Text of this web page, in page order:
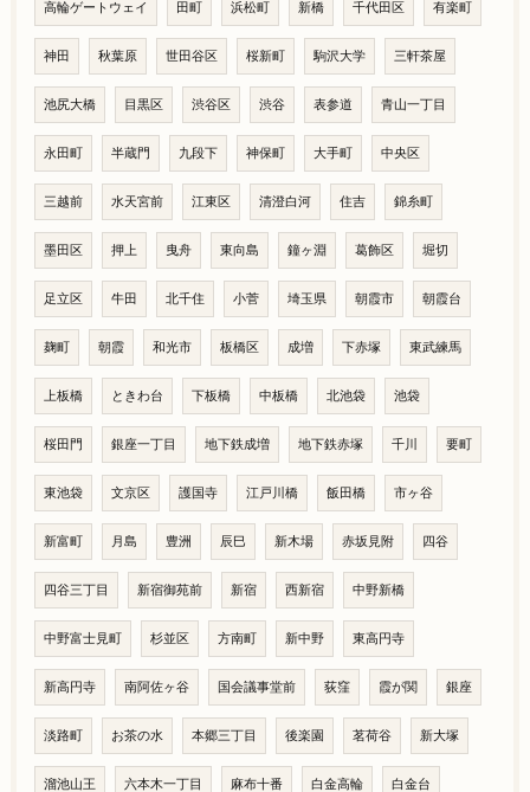
高輪ゲートウェイ 田町 浜松町 新橋 千代田区 有楽町
神田 秋葉原 世田谷区 桜新町 駒沢大学 三軒茶屋
池尻大橋 目黒区 渋谷区 渋谷 表参道 青山一丁目
永田町 半蔵門 九段下 神保町 大手町 中央区
三越前 水天宮前 江東区 清澄白河 住吉 錦糸町
墨田区 押上 曳舟 東向島 鐘ヶ淵 葛飾区 堀切
足立区 牛田 北千住 小菅 埼玉県 朝霞市 朝霞台
麹町 朝霞 和光市 板橋区 成増 下赤塚 東武練馬
上板橋 ときわ台 下板橋 中板橋 北池袋 池袋
桜田門 銀座一丁目 地下鉄成増 地下鉄赤塚 千川 要町
東池袋 文京区 護国寺 江戸川橋 飯田橋 市ヶ谷
新富町 月島 豊洲 辰巳 新木場 赤坂見附 四谷
四谷三丁目 新宿御苑前 新宿 西新宿 中野新橋
中野富士見町 杉並区 方南町 新中野 東高円寺
新高円寺 南阿佐ヶ谷 国会議事堂前 荻窪 霞が関 銀座
淡路町 お茶の水 本郷三丁目 後楽園 茗荷谷 新大塚
溜池山王 六本木一丁目 麻布十番 白金高輪 白金台